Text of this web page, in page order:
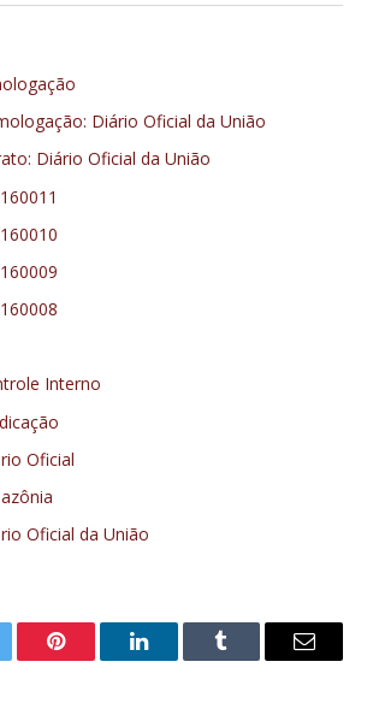
Diário Oficial da União
Diário Oficial da União
Interno
Oficial
Oficial da União
Pinterest LinkedInTumblr
E-